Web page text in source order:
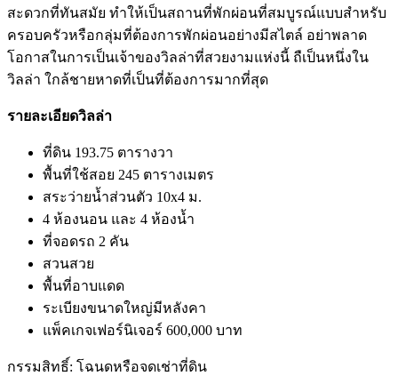
สะดวกที่ทันสมัย ​​ทำให้เป็นสถานที่พักผ่อนที่สมบูรณ์แบบสำหรับ
ครอบครัวหรือกลุ่มที่ต้องการพักผ่อนอย่างมีสไตล์ อย่าพลาด
โอกาสในการเป็นเจ้าของวิลล่าที่สวยงามแห่งนี้ ถืเป็นหนึ่งใน
วิลล่า ใกล้ชายหาดที่เป็นที่ต้องการมากที่สุด
รายละเอียดวิลล่า
ที่ดิน 193.75 ตารางวา
พื้นที่ใช้สอย 245 ตารางเมตร
สระว่ายน้ำส่วนตัว 10x4 ม.
4 ห้องนอน และ 4 ห้องน้ำ
ที่จอดรถ 2 คัน
สวนสวย
พื้นที่อาบแดด
ระเบียงขนาดใหญ่มีหลังคา
แพ็คเกจเฟอร์นิเจอร์ 600,000 บาท
กรรมสิทธิ์: โฉนดหรือจดเช่าที่ดิน